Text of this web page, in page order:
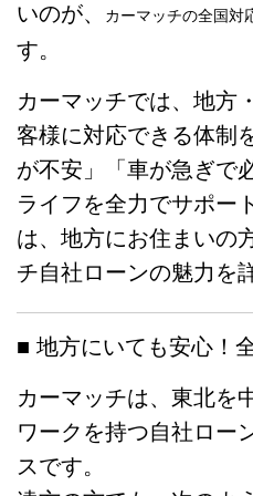
いのが、 カーマッチの全国対
す。
カーマッチでは、地方
客様に対応できる体制
が不安」「車が急ぎで
ライフを全力でサポー
は、地方にお住まいの
チ自社ローンの魅力を
■ 地方にいても安心！
カーマッチは、東北を
ワークを持つ自社ロー
スです。